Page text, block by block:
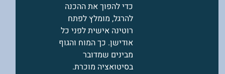
כדי להפוך את ההכנה
להרגל, מומלץ לפתח
רוטינה אישית לפני כל
אודישן. כך המוח והגוף
מבינים שמדובר
בסיטואציה מוכרת.